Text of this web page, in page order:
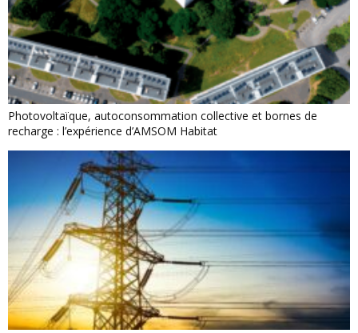
Photovoltaïque, autoconsommation collective et bornes de
recharge : l’expérience d’AMSOM Habitat